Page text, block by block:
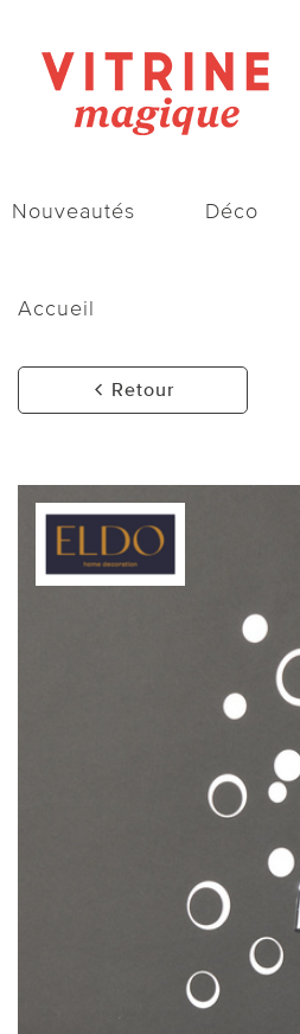
Nouveautés Déco
Accueil
Retour